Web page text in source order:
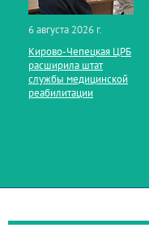
6 августа 2026 г.
Кирово‑Чепецкая ЦРБ
расширила штат
службы медицинской
реабилитации